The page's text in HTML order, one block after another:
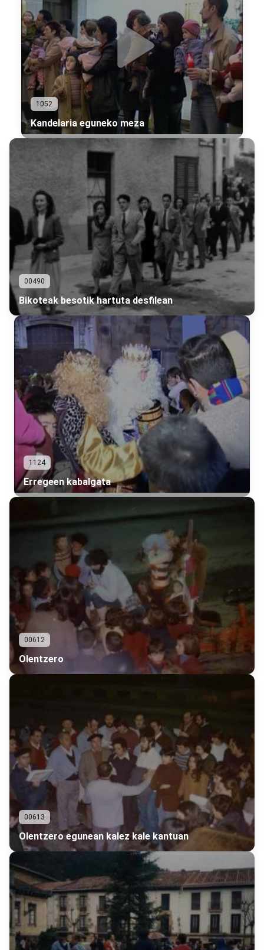
1052
Kandelaria eguneko meza
00490
Bikoteak besotik hartuta desfilean
1124
Erregeen kabalgata
00612
Olentzero
00613
Olentzero egunean kalez kale kantuan